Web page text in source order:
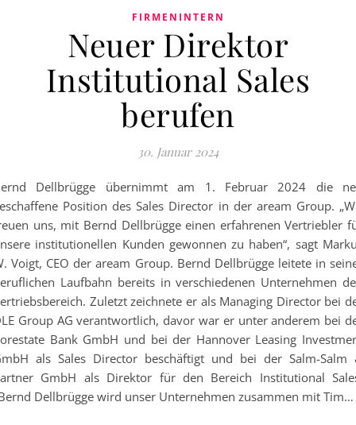
FIRMENINTERN
Neuer Direktor
Institutional Sales
berufen
30. Januar 2024
Dellbrügge übernimmt am 1. Februar 2024 die
Position des Sales Director in der aream Group.
uns, mit Bernd Dellbrügge einen erfahrenen Vertriebler
institutionellen Kunden gewonnen zu haben“, sagt
Voigt, CEO der aream Group. Bernd Dellbrügge leitete in
Laufbahn bereits in verschiedenen Unternehmen
Zuletzt zeichnete er als Managing Director bei
Group AG verantwortlich, davor war er unter anderem bei
Bank GmbH und bei der Hannover Leasing
als Sales Director beschäftigt und bei der Salm-Salm
GmbH als Direktor für den Bereich Institutional
Dellbrügge wird unser Unternehmen zusammen mit Tim…